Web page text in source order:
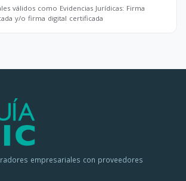
válidos como Evidencias Jurídicas: Firma
y/o firma digital certificada
empresariales con proveedores